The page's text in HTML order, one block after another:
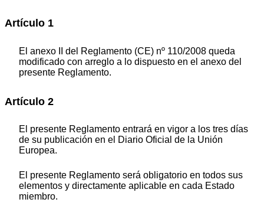
Artículo 1
El anexo II del Reglamento (CE) nº 110/2008 queda
modificado con arreglo a lo dispuesto en el anexo del
presente Reglamento.
Artículo 2
El presente Reglamento entrará en vigor a los tres días
de su publicación en el Diario Oficial de la Unión
Europea.
El presente Reglamento será obligatorio en todos sus
elementos y directamente aplicable en cada Estado
miembro.